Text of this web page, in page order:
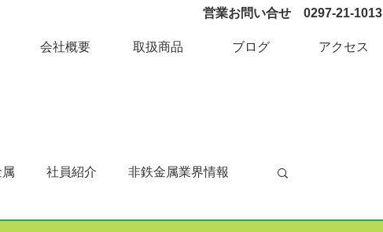
営業お問い合せ 0297-21-1013
会社概要 取扱商品 ブログ アクセス
社員紹介 非鉄金属業界情報